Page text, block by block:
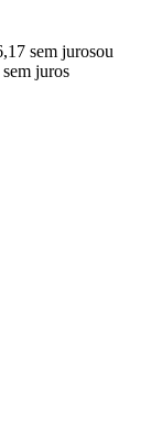
sem jurosou
sem juros